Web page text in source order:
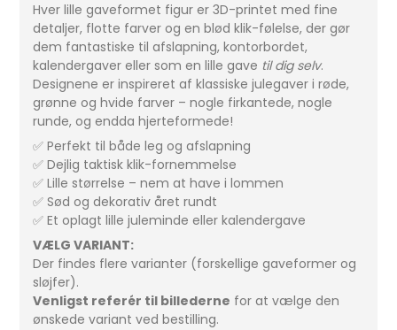
Hver lille gaveformet figur er 3D-printet med fine
detaljer, flotte farver og en blød klik-følelse, der gør
dem fantastiske til afslapning, kontorbordet,
kalendergaver eller som en lille gave til dig selv.
Designene er inspireret af klassiske julegaver i røde,
grønne og hvide farver – nogle firkantede, nogle
runde, og endda hjerteformede!
✅ Perfekt til både leg og afslapning
✅ Dejlig taktisk klik-fornemmelse
✅ Lille størrelse – nem at have i lommen
✅ Sød og dekorativ året rundt
✅ Et oplagt lille juleminde eller kalendergave
VÆLG VARIANT:
Der findes flere varianter (forskellige gaveformer og
sløjfer).
Venligst referér til billederne for at vælge den
ønskede variant ved bestilling.